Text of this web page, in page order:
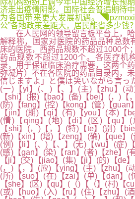
际机构纷纷上调今年中国经济增长预
济走出疫情阴影。国际社会普遍期待
为各国带来更大发展机遇。
公”各地政策差距大，居民能省多少钱？
在人民网的领导留言板平台上，哈
解释称，国家对医院的药品品种总数
床的医院，西药品规数不超过1000个
药品规数不超过1200个。各医疗机
录，用于保证临床治疗需要，这两个
弥凝片）不在各医院的药品目录内，
信じますよ」と僕は笑いながら
(一)【yi】(、)【、】(主)【zhu】(
【shi】(报)【bao】(备)【bei】(，)【
(防)【fang】(控)【kong】(管)【guan
【jin】(期)【qi】(有)【you】(本)【
(情)【qing】(地)【di】(区)【qu】
【shi】(，)【，】(特)【te】(别)【
(新)【xin】(增)【zeng】(确)【que】(
(例)【li】(、)【、】(无)【wu】(症)
(感)【gan】(染)【ran】(者)【zhe】(
【ji】(交)【jiao】(集)【ji】(的)【de
(，)【，】(应)【ying】(主)【zhu】(
(所)【suo】(在)【zai】(单)【dan】(
【she】(区)【qu】(（)【（】(村)【
(或)【huo】(入)【ru】(住)【zhu】(